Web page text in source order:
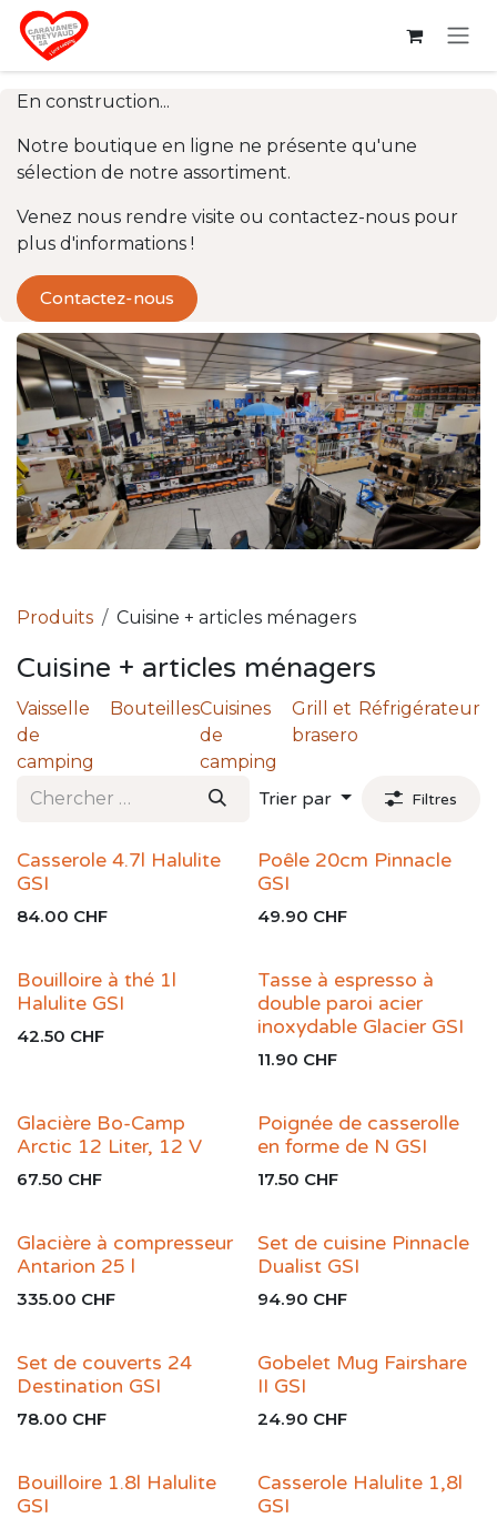
Se rendre au contenu
En construction...
Notre boutique en ligne ne présente qu'une
sélection de notre assortiment.
Venez nous rendre visite ou contactez-nous pour
plus d'informations !
Contactez-nous
Produits Cuisine + articles ménagers
Cuisine + articles ménagers
Vaisselle
de
camping
BouteillesCuisines
de
camping
Grill et
brasero
Réfrigérateur
Trier par Filtres
Casserole 4.7l Halulite
GSI
84.00 CHF
Poêle 20cm Pinnacle
GSI
49.90 CHF
Bouilloire à thé 1l
Halulite GSI
42.50 CHF
Tasse à espresso à
double paroi acier
inoxydable Glacier GSI
11.90 CHF
Glacière Bo-Camp
Arctic 12 Liter, 12 V
67.50 CHF
Poignée de casserolle
en forme de N GSI
17.50 CHF
Glacière à compresseur
Antarion 25 l
335.00 CHF
Set de cuisine Pinnacle
Dualist GSI
94.90 CHF
Set de couverts 24
Destination GSI
78.00 CHF
Gobelet Mug Fairshare
II GSI
24.90 CHF
Bouilloire 1.8l Halulite
GSI
Casserole Halulite 1,8l
GSI